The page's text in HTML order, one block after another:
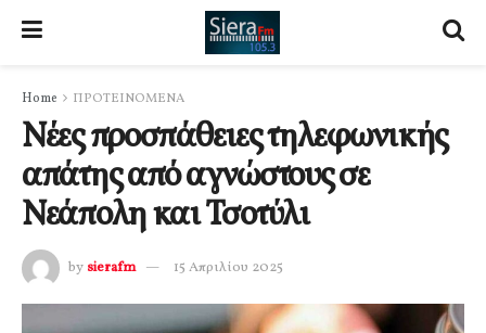
Home ΠΡΟΤΕΙΝΟΜΕΝΑ
Νέες προσπάθειες τηλεφωνικής
απάτης από αγνώστους σε
Νεάπολη και Τσοτύλι
by sierafm 15 Απριλίου 2025